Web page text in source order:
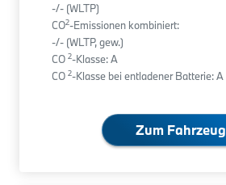
-/- (WLTP)
CO2-Emissionen kombiniert:
-/- (WLTP, gew.)
CO 2-Klasse: A
CO 2-Klasse bei entladener Batterie: A
Zum Fahrzeug